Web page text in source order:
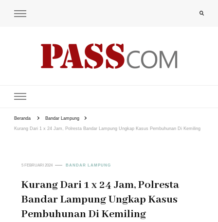
Beranda Bandar Lampung
Kurang Dari 1 x 24 Jam, Polresta Bandar Lampung Ungkap Kasus Pembuhunan Di Kemiling
5 FEBRUARI 2024 BANDAR LAMPUNG
Kurang Dari 1 x 24 Jam, Polresta
Bandar Lampung Ungkap Kasus
Pembuhunan Di Kemiling